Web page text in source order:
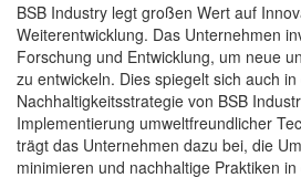
BSB Industry legt großen Wert auf
Weiterentwicklung. Das Unternehmen
Forschung und Entwicklung, um neue
zu entwickeln. Dies spiegelt sich auch
Nachhaltigkeitsstrategie von BSB
Implementierung umweltfreundlicher
trägt das Unternehmen dazu bei, die
minimieren und nachhaltige Praktiken